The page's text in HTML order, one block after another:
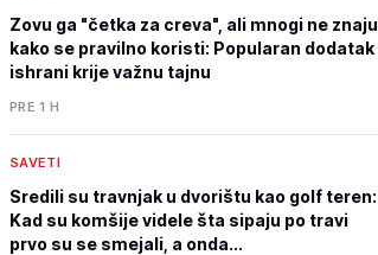
Zovu ga "četka za creva", ali mnogi ne znaju
kako se pravilno koristi: Popularan dodatak
ishrani krije važnu tajnu
PRE 1 H
SAVETI
Sredili su travnjak u dvorištu kao golf teren:
Kad su komšije videle šta sipaju po travi
prvo su se smejali, a onda...